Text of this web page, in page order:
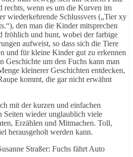
rechts, wenn es um die Kurven im
wiederkehrende Schlussvers („Tier xy
den man die Kinder mitsprechen
fröhlich und bunt, wobei der farbige
aufweist, so dass sich die Tiere
und für kleine Kinder gut zu erkennen
Geschichte um den Fuchs kann man
kleinerer Geschichten entdecken,
kommt, die gar nicht erwähnt
mit der kurzen und einfachen
Seiten wieder unglaublich viele
Erzählen und Mitmachen. Toll,
herausgeholt werden kann.